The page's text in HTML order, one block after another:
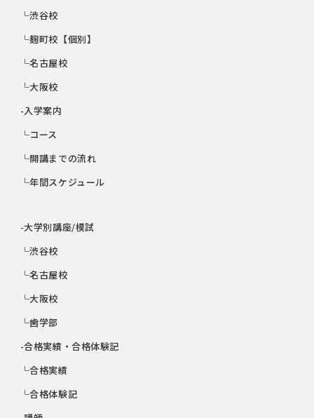
└渋谷校
└麹町校【個別】
└名古屋校
└大阪校
-入学案内
└コース
└開講までの流れ
└年間スケジュール
-大学別講座/模試
└渋谷校
└名古屋校
└大阪校
└歯学部
-合格実績・合格体験記
└合格実績
└合格体験記